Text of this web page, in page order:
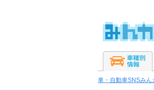
車・自動車SNSみん